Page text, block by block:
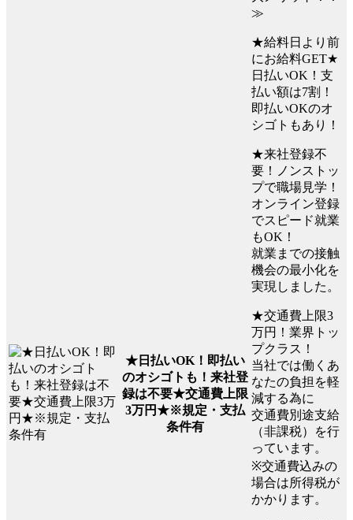
★日払いOK！即払い
のオシゴトも！来社登
録は不要★交通費上限
3万円★※規定・支払
条件有
≫
★給料日より前
にお給料GET★
日払いOK！支
払い額は7割！
即払いOKのオ
シゴトもあり！
★来社登録不
要！ノンストッ
プで職場見学！
オンライン登録
でスピード就業
もOK！
就業までの接触
機会の最小化を
実現しました。
★交通費上限3
万円！業界トッ
プクラス！
当社では働くあ
なたの負担を軽
減する為に
交通費別途支給
（非課税）を行
っています。
※交通費込みの
場合は所得税が
かかります。